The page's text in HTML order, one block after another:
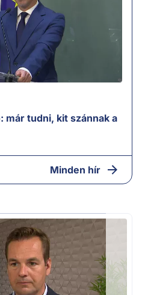
már tudni, kit szánnak a
Minden hír